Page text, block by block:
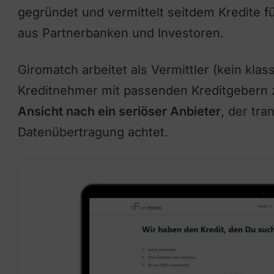
gegründet und vermittelt seitdem Kredite
aus Partnerbanken und Investoren.
Giromatch arbeitet als Vermittler (kein
Kreditnehmer mit passenden Kreditgebern
Ansicht nach ein seriöser Anbieter, der
Datenübertragung achtet.